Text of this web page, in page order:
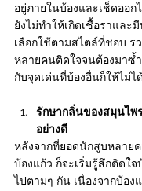
อยู่ภายในบ้องและเช็ดออก
ยังไม่ทำให้เกิดเชื้อราและ
เลือกใช้ตามสไตล์ที่ชอบ ร
หลายคนติดใจจนต้องมาซ้
กับจุดเด่นที่บ้องอื่นก็ให้ไม่ไ
รักษากลิ่นของสมุนไพ
อย่างดี
หลังจากที่ยอดนักสูบหลายค
บ้องแก้ว ก็จะเริ่มรู้สึกติดใ
ไปตามๆ กัน เนื่องจากบ้อง